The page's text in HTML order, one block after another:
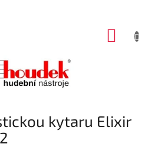
kytaru Elixir